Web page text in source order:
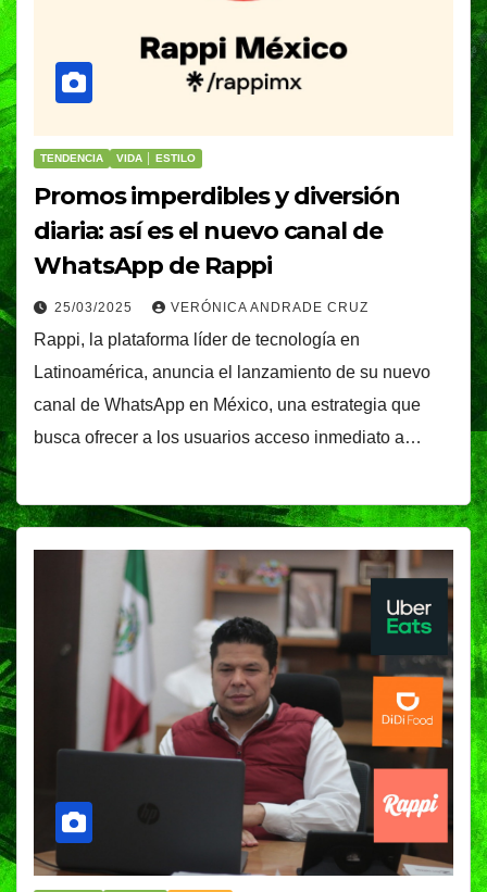
TENDENCIA VIDA │ ESTILO
Promos imperdibles y diversión
diaria: así es el nuevo canal de
WhatsApp de Rappi
25/03/2025 VERÓNICA ANDRADE CRUZ
Rappi, la plataforma líder de tecnología en
Latinoamérica, anuncia el lanzamiento de su nuevo
canal de WhatsApp en México, una estrategia que
busca ofrecer a los usuarios acceso inmediato a…